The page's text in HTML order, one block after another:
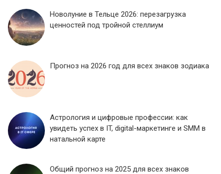
Новолуние в Тельце 2026: перезагрузка
ценностей под тройной стеллиум
Прогноз на 2026 год для всех знаков зодиака
Астрология и цифровые профессии: как
увидеть успех в IT, digital-маркетинге и SMM в
натальной карте
Общий прогноз на 2025 для всех знаков